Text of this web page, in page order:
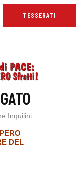
TESSERATI
Inquilini
DEL